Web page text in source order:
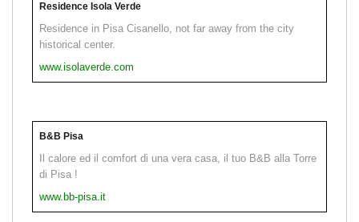
Residence Isola Verde
Residence in Pisa Cisanello, not far away from the city
historical center.
www.isolaverde.com
B&B Pisa
Il calore ed il comfort di una vera casa, il tuo B&B alla Torre
di Pisa !
www.bb-pisa.it